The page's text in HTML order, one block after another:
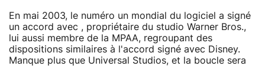
En mai 2003, le numéro un mondial du logiciel a signé
un accord avec , propriétaire du studio Warner Bros.,
lui aussi membre de la MPAA, regroupant des
dispositions similaires à l'accord signé avec Disney.
Manque plus que Universal Studios, et la boucle sera